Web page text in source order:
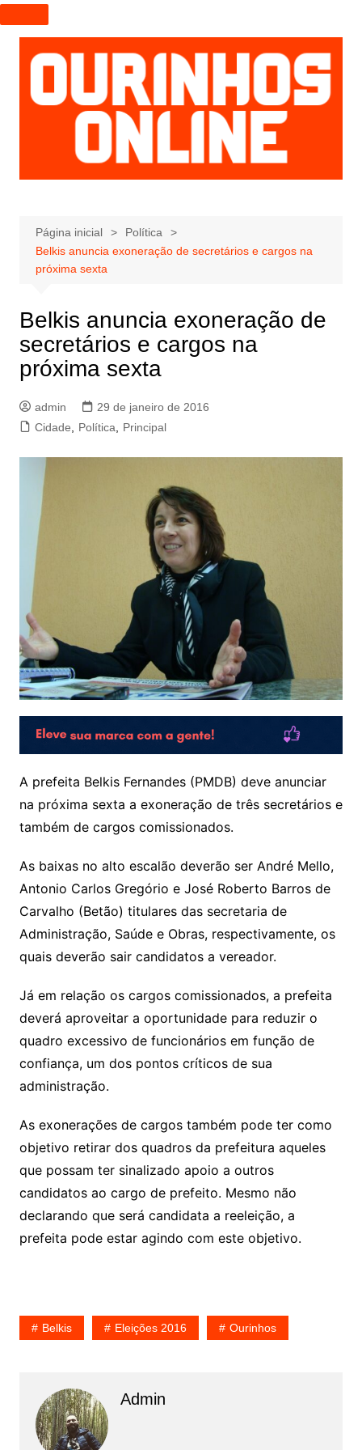
I
r
p
a
r
a
e
ú
d
Página inicial
Política
Belkis anuncia exoneração de secretários e cargos na
próxima sexta
Belkis anuncia exoneração de
secretários e cargos na
próxima sexta
admin
29 de janeiro de 2016
Cidade
Política Principal
A prefeita Belkis Fernandes (PMDB) deve anunciar
na próxima sexta a exoneração de três secretários e
também de cargos comissionados.
As baixas no alto escalão deverão ser André Mello,
Antonio Carlos Gregório e José Roberto Barros de
Carvalho (Betão) titulares das secretaria de
Administração, Saúde e Obras, respectivamente, os
quais deverão sair candidatos a vereador.
Já em relação os cargos comissionados, a prefeita
deverá aproveitar a oportunidade para reduzir o
quadro excessivo de funcionários em função de
confiança, um dos pontos críticos de sua
administração.
As exonerações de cargos também pode ter como
objetivo retirar dos quadros da prefeitura aqueles
que possam ter sinalizado apoio a outros
candidatos ao cargo de prefeito. Mesmo não
declarando que será candidata a reeleição, a
prefeita pode estar agindo com este objetivo.
Belkis Eleições 2016 Ourinhos
Admin